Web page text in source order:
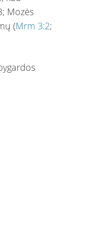
Mozės
(Mrm 3:2;